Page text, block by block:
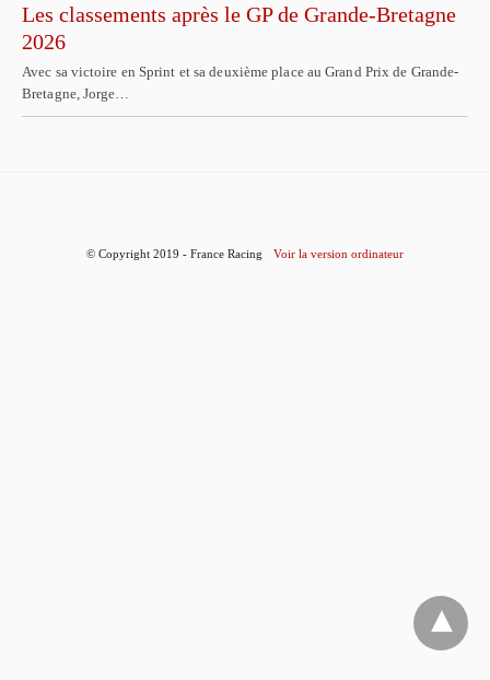
Les classements après le GP de Grande-Bretagne
2026
Avec sa victoire en Sprint et sa deuxième place au Grand Prix de Grande-
Bretagne, Jorge…
© Copyright 2019 - France Racing Voir la version ordinateur